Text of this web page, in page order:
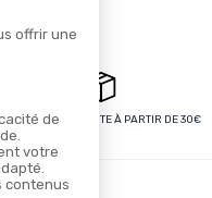
LIVRAISON GRATUITE À PARTIR DE 30€